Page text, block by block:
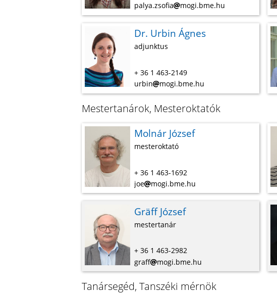
palya.zsofia
mogi.bme.hu
Dr. Urbin Ágnes
adjunktus
+ 36 1 463-2149
urbin
mogi.bme.hu
Mestertanárok, Mesteroktatók
Molnár József
mesteroktató
+ 36 1 463-1692
joe
mogi.bme.hu
Gräff József
mestertanár
+ 36 1 463-2982
graff
mogi.bme.hu
Tanársegéd, Tanszéki mérnök